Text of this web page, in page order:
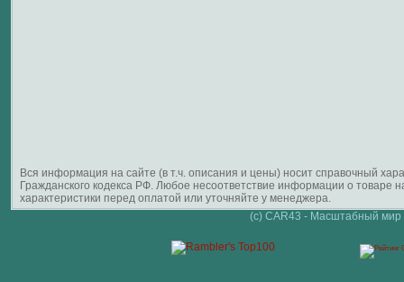
Вся информация на сайте (в т.ч. описания и цены) носит справочный
Гражданского кодекса РФ. Любое несоответствие информации о
характеристики перед оплатой или уточняйте у менеджера.
(c) CAR43 - Масштабный мир